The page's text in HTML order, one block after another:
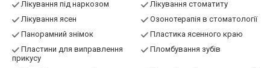
Лікування під наркозом
Лікування стоматиту
Лікування ясен
Озонотерапія в стоматології
Панорамний знімок
Пластика ясенного краю
Пластини для виправлення
прикусу
Пломбування зубів